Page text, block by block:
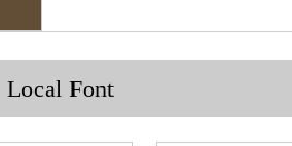
Local Font